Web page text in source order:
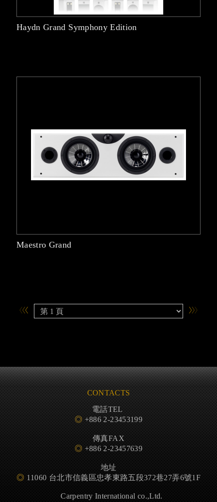
Haydn Grand Symphony Edition
Maestro Grand
CONTACTS
電話TEL
◎ +886 2-23453199
傳真FAX
◎ +886 2-23457639
地址
◎ 11060 台北市信義區忠孝東路五段372巷27弄6號1F
Carpentry International co.,Ltd.